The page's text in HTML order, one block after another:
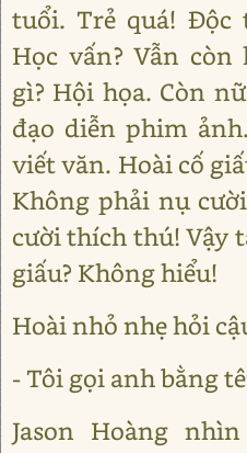
tuổi. Trẻ quá! Độc
Học vấn? Vẫn còn
gì? Hội họa. Còn
đạo diễn phim
viết văn. Hoài cố
Không phải nụ
cười thích thú! Vậy
giấu? Không hiểu!
Hoài nhỏ nhẹ hỏi
- Tôi gọi anh bằng
Jason Hoàng